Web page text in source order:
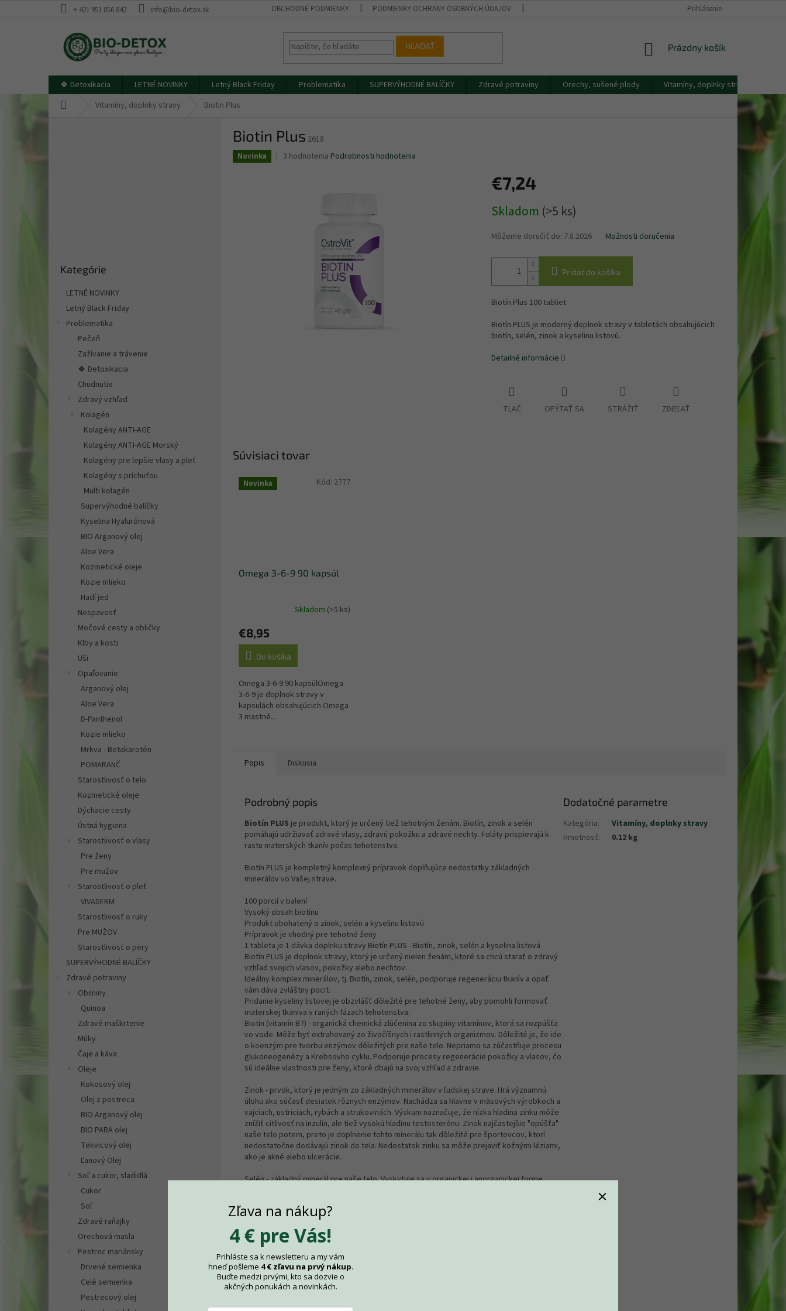
+ 421 951 856 842 info@bio-detox.sk OBCHODNÉ PODMIENKY PODMIENKY OCHRANY OSOBNÝCH ÚDAJOV NÁŠ PRÍBEH
Prihlásenie
HĽADAŤ
NÁKUPNÝ
Prázdny košík
🍀 Detoxikacia LETNÉ NOVINKY Letný Black Friday Problematika SUPERVÝHODNÉ BALÍČKY Zdravé potraviny Orechy, sušené plody Vitamíny, doplnky stravy
DomovVitamíny, doplnky stravy Biotin Plus
kategórie
Kategórie
LETNÉ NOVINKY
Letný Black Friday
Problematika
Pečeň
Zažívanie a trávenie
🍀 Detoxikacia
Chudnutie
Zdravý vzhľad
Kolagén
Kolagény ANTI-AGE
Kolagény ANTI-AGE Morský
Kolagény pre lepšie vlasy a pleť
Kolagény s príchuťou
Multi kolagén
Supervýhodné balíčky
Kyselina Hyalurónová
BIO Arganový olej
Aloe Vera
Kozmetické oleje
Kozie mlieko
Hadí jed
Nespavosť
Močové cesty a obličky
Klby a kosti
Uši
Opaľovanie
Arganový olej
Aloe Vera
D-Panthenol
Kozie mlieko
Mrkva - Betakarotén
POMARANČ
Starostlivosť o telo
Kozmetické oleje
Dýchacie cesty
Ústná hygiena
Starostlivosť o vlasy
Pre ženy
Pre mužov
Starostlivosť o pleť
VIVADERM
Starostlivosť o ruky
Pre MUŽOV
Starostlivosť o pery
SUPERVÝHODNÉ BALÍČKY
Zdravé potraviny
Obilniny
Quinoa
Zdravé maškrtenie
Múky
Čaje a káva
Oleje
Kokosový olej
Olej z pestreca
BIO Arganový olej
BIO PARA olej
Tekvicový olej
Ľanový Olej
Soľ a cukor, sladidlá
Cukor
Soľ
Zdravé raňajky
Orechová masla
Pestrec mariánsky
Drvené semienka
Celé semienka
Pestrecový olej
Biotin Plus 2618
Novinka
Priemerné
3 hodnotenia Podrobnosti hodnotenia
€7,24
cena:
Skladom (>5 ks)
Môžeme doručiť do: 7.8.2026 Možnosti doručenia
Pridať do košíka
Biotín Plus 100 tabliet
Biotín PLUS je moderný doplnok stravy v tabletách obsahujúcich
biotín, selén, zinok a kyselinu listovú.
Detailné informácie
TLAČ OPÝTAŤ SA STRÁŽIŤ ZDIEĽAŤ
Súvisiaci tovar
Novinka
Omega 3-6-9 90 kapsúl
Skladom (>5 ks)
€8,95
Do košíka
Omega 3-6-9 90 kapsúlOmega
3-6-9 je doplnok stravy v
kapsulách obsahujúcich Omega
3 mastné...
Kód: 2777
Popis Diskusia
Podrobný popis
Biotín PLUS je produkt, ktorý je určený tiež tehotným ženám. Biotín, zinok a selén
pomáhajú udržiavať zdravé vlasy, zdravú pokožku a zdravé nechty. Foláty prispievajú k
rastu materských tkanív počas tehotenstva.
Biotín PLUS je kompletný komplexný prípravok doplňujúce nedostatky základných
minerálov vo Vašej strave.
100 porcií v balení
Vysoký obsah biotínu
Produkt obohatený o zinok, selén a kyselinu listovú
Prípravok je vhodný pre tehotné ženy
1 tableta je 1 dávka doplnku stravy Biotín PLUS - Biotín, zinok, selén a kyselina listová
Biotín PLUS je doplnok stravy, ktorý je určený nielen ženám, ktoré sa chcú starať o zdravý
vzhľad svojich vlasov, pokožky alebo nechtov.
Ideálny komplex minerálov, tj. Biotín, zinok, selén, podporuje regeneráciu tkanív a opäť
vám dáva zvláštny pocit.
Pridanie kyseliny listovej je obzvlášť dôležité pre tehotné ženy, aby pomohli formovať
materskej tkaniva v raných fázach tehotenstva.
Biotín (vitamín B7) - organická chemická zlúčenina zo skupiny vitamínov, ktorá sa rozpúšťa
vo vode. Môže byť extrahovaný zo živočíšnych i rastlinných organizmov. Dôležité je, že ide
o koenzým pre tvorbu enzýmov dôležitých pre naše telo. Nepriamo sa zúčastňuje procesu
glukoneogenézy a Krebsovho cyklu. Podporuje procesy regenerácie pokožky a vlasov, čo
sú ideálne vlastnosti pre ženy, ktoré dbajú na svoj vzhľad a zdravie.
Zinok - prvok, ktorý je jedným zo základných minerálov v ľudskej strave. Hrá významnú
úlohu ako súčasť desiatok rôznych enzýmov. Nachádza sa hlavne v mäsových výrobkoch a
vajciach, ustriciach, rybách a strukovinách. Výskum naznačuje, že nízka hladina zinku môže
znížiť citlivosť na inzulín, ale tiež vysokú hladinu testosterónu. Zinok najčastejšie "opúšťa"
naše telo potem, preto je doplnenie tohto minerálu tak dôležité pre športovcov, ktorí
nedostatočne dodávajú zinok do tela. Nedostatok zinku sa môže prejaviť kožnými léziami,
ako je akné alebo ulcerácie.
Selén - základný minerál pre naše telo. Vyskytuje sa v organickej i anorganickej forme.
účinkami. Pomáha udržiavať zdravé vlasy a nechty, reguluje správne fungovanie
správny priebeh spermatogenézy. Kyselina listová - je nevyhnutný vitamín, často
označovaný ako vitamín B9. Kyselina listová je chemická zlúčenina rastlinného pôvodu. Hrá
dôležitú úlohu v raste novorodencov a ako základný zlúčenina, ktorá prispieva k pomoci
ženám plánujúcim otehotnieť. Užívanie doplnkov s kyselinou listovou u tehotných žien je
niekedy nutnosťou, pretože kyselina listová je tepelne nestabilná a degraduje sa (umiera)
počas tepelného spracovania, tj. Počas varenia, pečenia alebo vyprážanie. Vlastnosti
Dodatočné parametre
Kategória:
Vitamíny, doplnky stravy
Hmotnosť: 0.12 kg
Zľava na nákup?
4 € pre Vás!
Prihláste sa k newsletteru a my vám
hneď pošleme 4 € zľavu na prvý nákup.
Buďte medzi prvými, kto sa dozvie o
akčných ponukách a novinkách.